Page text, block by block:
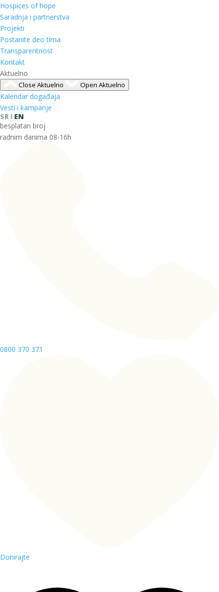
Hospices of hope
Saradnja i partnerstva
Projekti
Postanite deo tima
Transparentnost
Kontakt
Aktuelno
Close Aktuelno Open Aktuelno
Kalendar događaja
Vesti i kampanje
SR
EN
besplatan broj
radnim danima 08-16h
0800 370 371
Donirajte